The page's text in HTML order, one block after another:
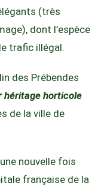
(très
dont l’espèce
trafic illégal.
des Prébendes
héritage horticole
de la ville de
nouvelle fois
française de la